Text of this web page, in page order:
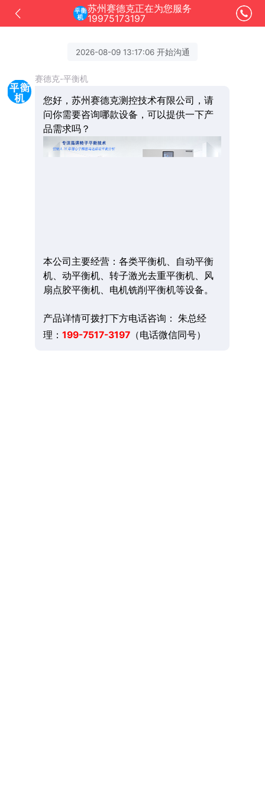
苏州赛德克正在为您服务
19975173197
2026-08-09 13:17:06 开始沟通
赛德克-平衡机
您好，苏州赛德克测控技术有限公司，请
问你需要咨询哪款设备，可以提供一下产
品需求吗？
本公司主要经营：各类平衡机、自动平衡
机、动平衡机、转子激光去重平衡机、风
扇点胶平衡机、电机铣削平衡机等设备。
产品详情可拨打下方电话咨询： 朱总经
理： 199-7517-3197（电话微信同号）